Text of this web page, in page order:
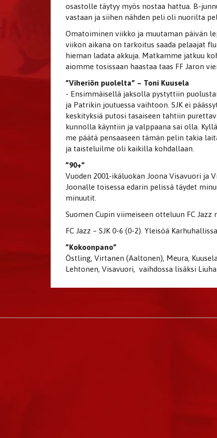
osastolle täytyy myös nostaa hattua. B-
vastaan ja siihen nähden peli oli nuorilta
Omatoiminen viikko ja muutaman päivän
viikon aikana on tarkoitus saada pelaajat
hieman ladata akkuja. Matkamme jatkuu
aiomme tosissaan haastaa taas FF Jaron
”Viheriön puolelta” – Toni Kuusela
- Ensimmäisellä jaksolla pystyttiin
ja Patrikin joutuessa vaihtoon. SJK ei
keskityksiä putosi tasaiseen tahtiin
kunnolla käyntiin ja valppaana sai olla.
me päätä pensaaseen tämän pelin takia
ja taisteluilme oli kaikilla kohdallaan.
”90+”
Vuoden 2001-ikäluokan Joona Visavuori ja
Joonalle toisessa edarin pelissä täydet
minuutit.
Suomen Cupin viimeiseen otteluun FC
FC Jazz – SJK 0-6 (0-2). Yleisöä
”Kokoonpano”
Östling, Virtanen (Aaltonen), Meura,
Lehtonen, Visavuori, vaihdossa lisäksi